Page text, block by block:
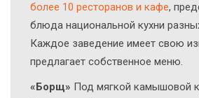
более 10 ресторанов и кафе,
блюда национальной кухни
Каждое заведение имеет свою
предлагает собственное меню.
«Борщ» Под мягкой камышовой